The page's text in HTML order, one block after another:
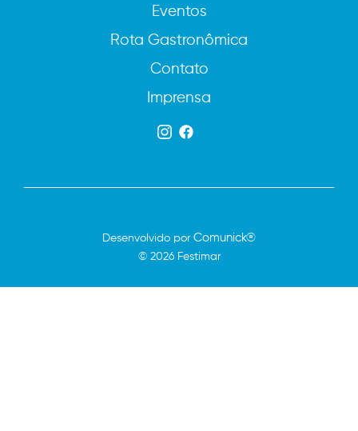
Eventos
Rota Gastronômica
Contato
Imprensa
© 2026 Festimar
Desenvolvido porComunick®